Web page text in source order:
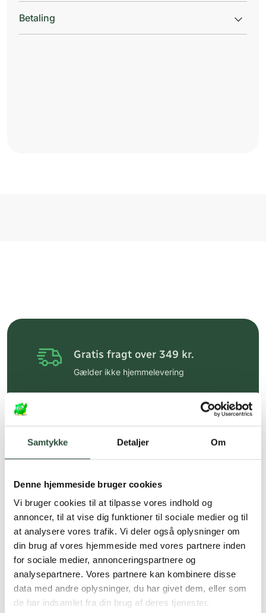
Samtykke Detaljer Om
Denne hjemmeside bruger cookies
Vi bruger cookies til at tilpasse vores indhold og
annoncer, til at vise dig funktioner til sociale medier og til
at analysere vores trafik. Vi deler også oplysninger om
din brug af vores hjemmeside med vores partnere inden
for sociale medier, annonceringspartnere og
analysepartnere. Vores partnere kan kombinere disse
data med andre oplysninger, du har givet dem, eller som
de har indsamlet fra din brug af deres tjenester.
Betaling
Gratis fragt over 349 kr.
Gælder ikke hjemmelevering
Hurtig levering (30 min. i Kbh)
Faste lave priser*
*Gælder ikke ernæringsprodukter.
Stort udvalg af kendte
produkter
Vi tilbyder et stort udvalg af kendte
cremer, vitaminer og andre spændende
produkter – altid til fast lav pris.